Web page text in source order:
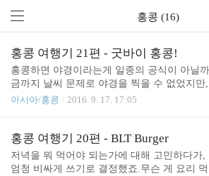
홍콩 (16)
홍콩 여행기 21편 - 굿바이 홍콩!
홍콩하면 야경이라는게 일종의 공식이 아닐까
금까지 날씨 문제로 야경을 찍을 수 없었지만
마지막 날이자, 비 한번 오지 않은 날이기에 이
만,지금까지의 홍콩 날씨가 워낙 좋지 않았기
정도로 만족할 수 밖에 없었습니다. 그리고 이
말로 홍콩을 떠나야 할 시간이네요.누나는 인
아시아/홍콩 2016. 9. 17. 17:05
홍콩 여행기 20편 - BLT Burger
저녁을 뭐 먹어야 되는가에 대해 고민하다가,
엄청 비싸게 쓰기로 결정했죠.무슨 게 요리